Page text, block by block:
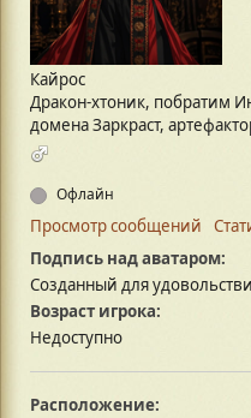
Кайрос
Дракон-хтоник, побратим
домена Заркраст,
Офлайн
Просмотр сообщений
Подпись над аватаром:
Созданный для
Возраст игрока:
Недоступно
Расположение: